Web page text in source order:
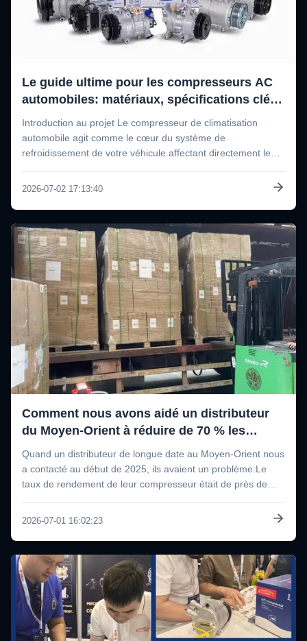
Le guide ultime pour les compresseurs AC
automobiles: matériaux, spécifications clés
et certifications mondiales
Introduction au projet Le compresseur de climatisation
automobile agit comme le cœur du système de
refroidissement de votre véhicule.affectant directement le
automobile, les distributeurs d'après-vente, les grossistes et
2026-07-02 17:13:40
Comment nous avons aidé un distributeur
du Moyen-Orient à réduire de 70 % les
retours sur compresseurs
Quand un distributeur de longue date au Moyen-Orient nous
a contacté au début de 2025, ils avaient un problème:Le
taux de rendement de leur compresseur était de près de
clients frustrés et une perte de temps des techniciens. Ils
2026-07-01 16:02:23